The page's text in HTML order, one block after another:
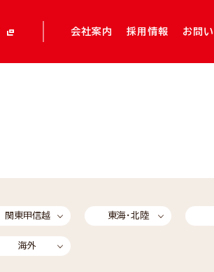
会社案内 採用情報 お問
関東甲信越 東海・北陸
海外